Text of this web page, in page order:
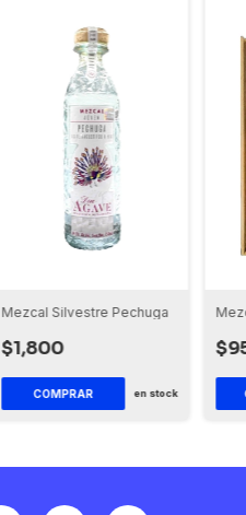
Mezcal Silvestre Pechuga
$1,800
en stock